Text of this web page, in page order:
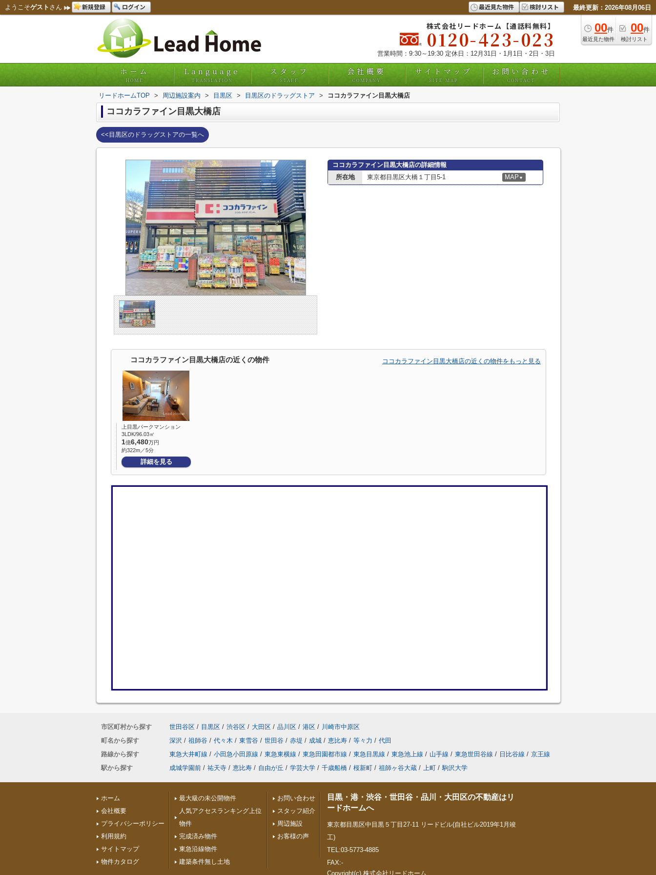
ようこそゲスト さん 新規登録 ログイン 最近見た物件 検討リスト 最終更新：2026年08月06日
00件
最近見た物件
00件
検討リスト
株式会社リードホーム【通話料無料】
0120-423-023
営業時間：9:30～19:30 定休日：12月31日・1月1日・2日・3日
ホーム
HOME
Language
TRANSLATION
スタッフ
STAFF
会社概要
COMPANY
サイトマップ
SITE MAP
お問い合わせ
CONTACT
リードホームTOP > 周辺施設案内 > 目黒区 > 目黒区のドラッグストア > ココカラファイン目黒大橋店
ココカラファイン目黒大橋店
<<目黒区のドラッグストアの一覧へ
ココカラファイン目黒大橋店の詳細情報
所在地
東京都目黒区大橋１丁目5-1 MAP ▼
ココカラファイン目黒大橋店の近くの物件 ココカラファイン目黒大橋店の近くの物件をもっと見る
上目黒パークマンション
3LDK/96.03㎡
1億6,480万円
約322m／5分
詳細を見る
市区町村から探す 世田谷区 / 目黒区 / 渋谷区 / 大田区 / 品川区 / 港区 / 川崎市中原区
町名から探す
深沢 / 祖師谷 / 代々木 / 東雪谷 / 世田谷 / 赤堤 / 成城 / 恵比寿 / 等々力 / 代田
路線から探す
東急大井町線 / 小田急小田原線 / 東急東横線 / 東急田園都市線 / 東急目黒線 / 東急池上線 / 山手線 / 東急世田谷線 / 日比谷線 / 京王線
駅から探す
成城学園前 / 祐天寺 / 恵比寿 / 自由が丘 / 学芸大学 / 千歳船橋 / 桜新町 / 祖師ヶ谷大蔵 / 上町 / 駒沢大学
ホーム
会社概要
プライバシーポリシー
利用規約
サイトマップ
物件カタログ
最大級の未公開物件
人気アクセスランキング上位
物件
完成済み物件
東急沿線物件
建築条件無し土地
お問い合わせ
スタッフ紹介
周辺施設
お客様の声
目黒・港・渋谷・世田谷・品川・大田区の不動産はリ
ードホームへ
東京都目黒区中目黒５丁目27-11 リードビル(自社ビル2019年1月竣
工)
TEL:03-5773-4885
FAX:-
Copyright(c) 株式会社リードホーム